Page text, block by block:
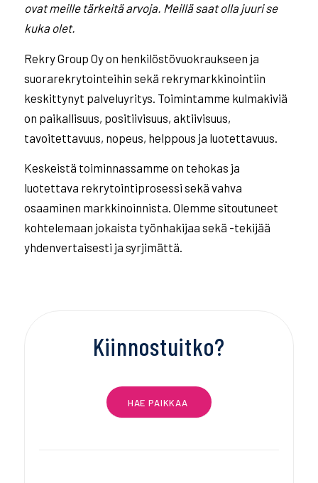
ovat meille tärkeitä arvoja. Meillä saat olla juuri se
kuka olet.
Rekry Group Oy on henkilöstövuokraukseen ja
suorarekrytointeihin sekä rekrymarkkinointiin
keskittynyt palveluyritys. Toimintamme kulmakiviä
on paikallisuus, positiivisuus, aktiivisuus,
tavoitettavuus, nopeus, helppous ja luotettavuus.
Keskeistä toiminnassamme on tehokas ja
luotettava rekrytointiprosessi sekä vahva
osaaminen markkinoinnista. Olemme sitoutuneet
kohtelemaan jokaista työnhakijaa sekä -tekijää
yhdenvertaisesti ja syrjimättä.
Kiinnostuitko?
HAE PAIKKAA